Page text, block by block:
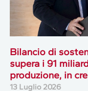
Bilancio di
supera i 91
produzione, in
13 Luglio 2026